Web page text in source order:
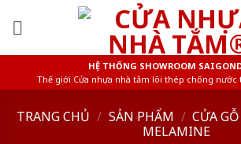
HỆ THỐNG SHOWROOM
Thế giới Cửa nhựa nhà tắm lõi thép chống nước
TRANG CHỦ / SẢN PHẨM / CỬA GỖ
MELAMINE